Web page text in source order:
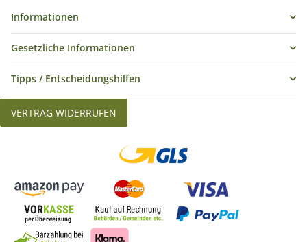
Informationen
Gesetzliche Informationen
Tipps / Entscheidungshilfen
VERTRAG WIDERRUFEN